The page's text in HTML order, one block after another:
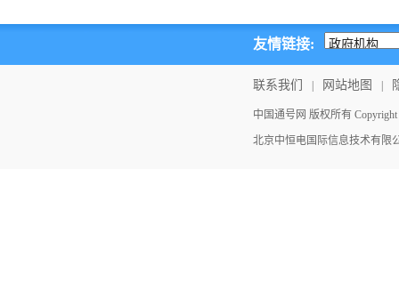
友情链接:
联系我们 网站地图
中国通号网 版权所有
北京中恒电国际信息技术有限